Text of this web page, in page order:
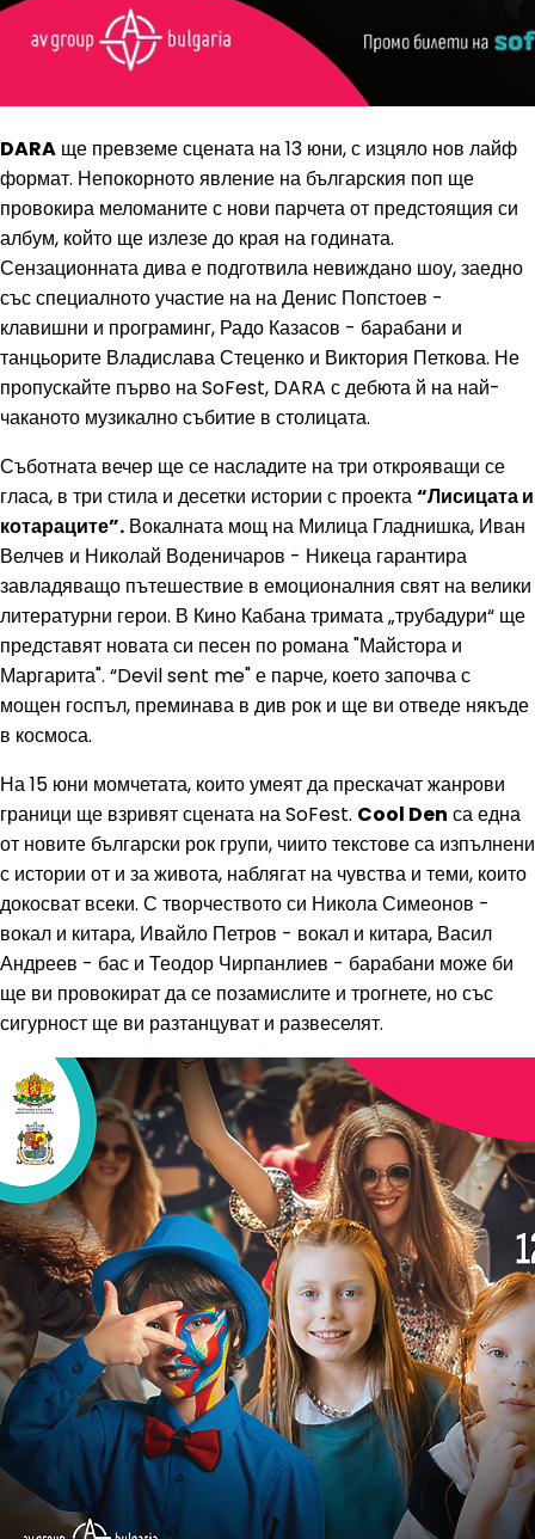
DARA ще превземе сцената на 13 юни, с изцяло нов лайф
формат. Непокорното явление на българския поп ще
провокира меломаните с нови парчета от предстоящия си
албум, който ще излезе до края на годината.
Сензационната дива е подготвила невиждано шоу, заедно
със специалното участие на на Денис Попстоев -
клавишни и програминг, Радо Казасов - барабани и
танцьорите Владислава Стеценко и Виктория Петкова. Не
пропускайте първо на SoFest, DARA с дебюта й на най-
чаканото музикално събитие в столицата.
Съботната вечер ще се насладите на три открояващи се
гласа, в три стила и десетки истории с проекта“Лисицата и
котараците”. Вокалната мощ на Милица Гладнишка, Иван
Велчев и Николай Воденичаров - Никеца гарантира
завладяващо пътешествие в емоционалния свят на велики
литературни герои. В Кино Кабана тримата „трубадури“ ще
представят новата си песен по романа "Майстора и
Маргарита". “Devil sent me" е парче, което започва с
мощен госпъл, преминава в див рок и ще ви отведе някъде
в космоса.
На 15 юни момчетата, които умеят да прескачат жанрови
граници ще взривят сцената на SoFest. Cool Den са една
от новите български рок групи, чиито текстове са изпълнени
с истории от и за живота, наблягат на чувства и теми, които
докосват всеки. С творчеството си Никола Симеонов -
вокал и китара, Ивайло Петров - вокал и китара, Васил
Андреев - бас и Теодор Чирпанлиев - барабани може би
ще ви провокират да се позамислите и трогнете, но със
сигурност ще ви разтанцуват и развеселят.